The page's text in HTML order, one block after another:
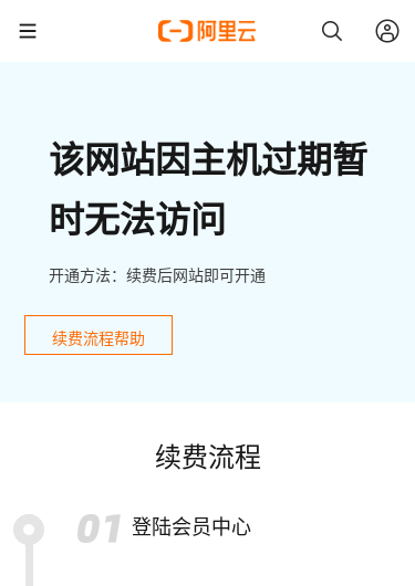
该网站因主机过期暂
时无法访问
开通方法：续费后网站即可开通
续费流程帮助
续费流程
登陆会员中心